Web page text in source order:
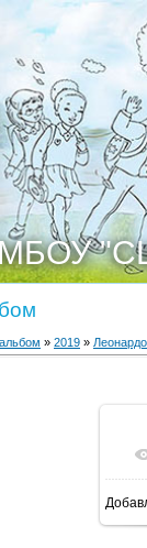
МБОУ
» 2019 » Леонардо